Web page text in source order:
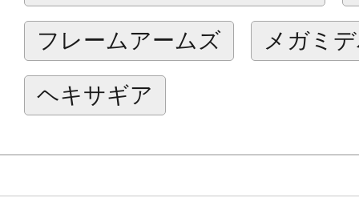
試製99型電磁投射砲ギミック解説
■試製99型電磁投射砲の給弾ベルト
ブルに可動します。
■前側グリップの取り付け位置を3か
フレームアームズ メガミ
ヘキサギア